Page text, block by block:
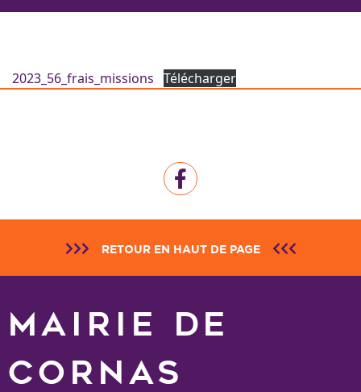
2023_56_frais_missions Télécharger
RETOUR EN HAUT DE PAGE
MAIRIE DE
CORNAS